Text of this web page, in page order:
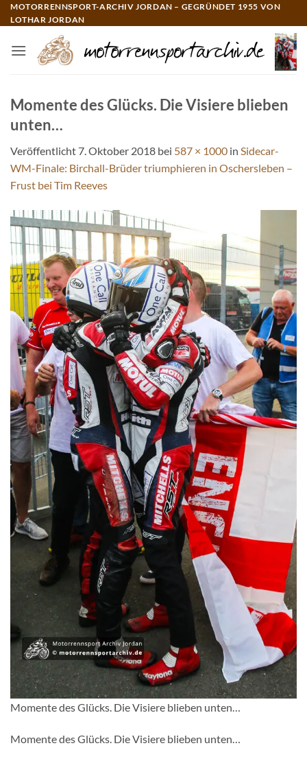
Zum
Inhalt
MOTORRENNSPORT-ARCHIV JORDAN – GEGRÜNDET 1955 VON
LOTHAR JORDAN
Momente des Glücks. Die Visiere blieben
unten…
Veröffentlicht 7. Oktober 2018 bei 587 × 1000 in Sidecar-
WM-Finale: Birchall-Brüder triumphieren in Oschersleben –
Frust bei Tim Reeves
Momente des Glücks. Die Visiere blieben unten…
Momente des Glücks. Die Visiere blieben unten…